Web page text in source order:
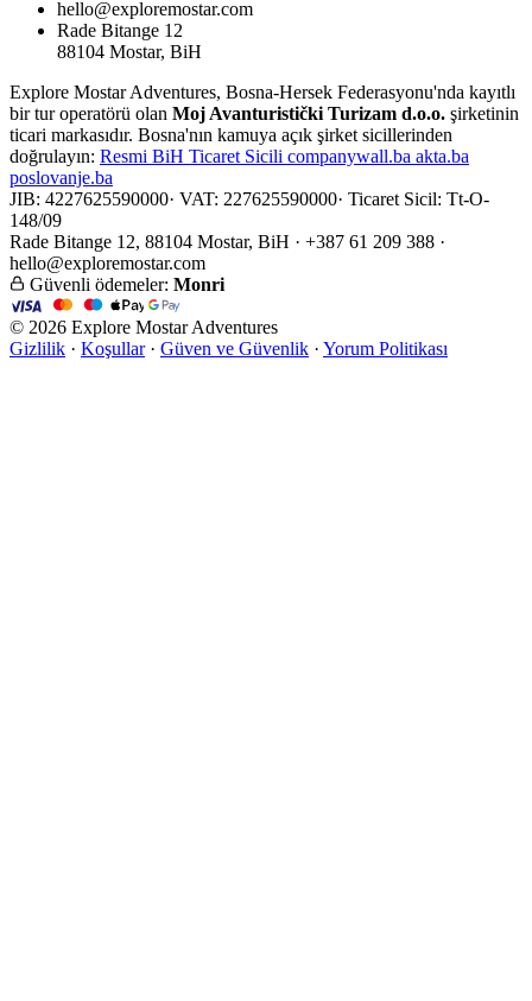
hello@exploremostar.com
Rade Bitange 12
88104 Mostar, BiH
Explore Mostar Adventures, Bosna-Hersek Federasyonu'nda kayıtlı
bir tur operatörü olan Moj Avanturistički Turizam d.o.o. şirketinin
ticari markasıdır. Bosna'nın kamuya açık şirket sicillerinden
doğrulayın: Resmi BiH Ticaret Sicili companywall.ba akta.ba
poslovanje.ba
JIB: 4227625590000· VAT: 227625590000· Ticaret Sicil: Tt-O-
148/09
Rade Bitange 12, 88104 Mostar, BiH · +387 61 209 388 ·
hello@exploremostar.com
Güvenli ödemeler: Monri
© 2026 Explore Mostar Adventures
Gizlilik · Koşullar· Güven ve Güvenlik · Yorum Politikası